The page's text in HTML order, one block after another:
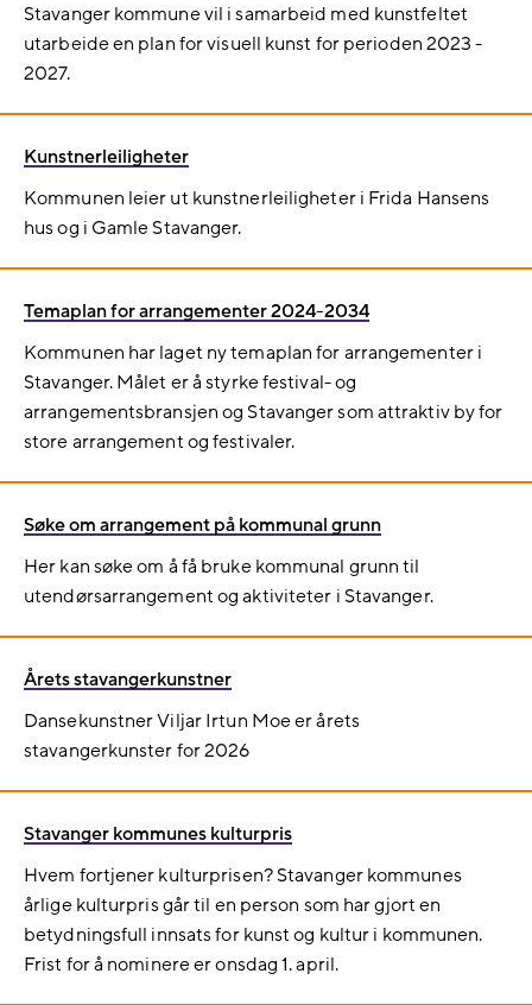
Stavanger kommune vil i samarbeid med kunstfeltet
utarbeide en plan for visuell kunst for perioden 2023 -
2027.
Kunstnerleiligheter
Kommunen leier ut kunstnerleiligheter i Frida Hansens
hus og i Gamle Stavanger.
Temaplan for arrangementer 2024-2034
Kommunen har laget ny temaplan for arrangementer i
Stavanger. Målet er å styrke festival- og
arrangementsbransjen og Stavanger som attraktiv by for
store arrangement og festivaler.
Søke om arrangement på kommunal grunn
Her kan søke om å få bruke kommunal grunn til
utendørsarrangement og aktiviteter i Stavanger.
Årets stavangerkunstner
Dansekunstner Viljar Irtun Moe er årets
stavangerkunster for 2026
Stavanger kommunes kulturpris
Hvem fortjener kulturprisen? Stavanger kommunes
årlige kulturpris går til en person som har gjort en
betydningsfull innsats for kunst og kultur i kommunen.
Frist for å nominere er onsdag 1. april.